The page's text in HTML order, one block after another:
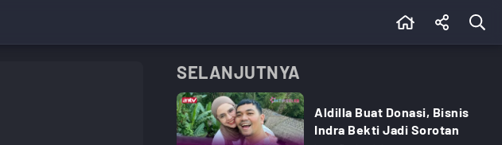
SELANJUTNYA
Aldilla Buat Donasi, Bisnis
Indra Bekti Jadi Sorotan